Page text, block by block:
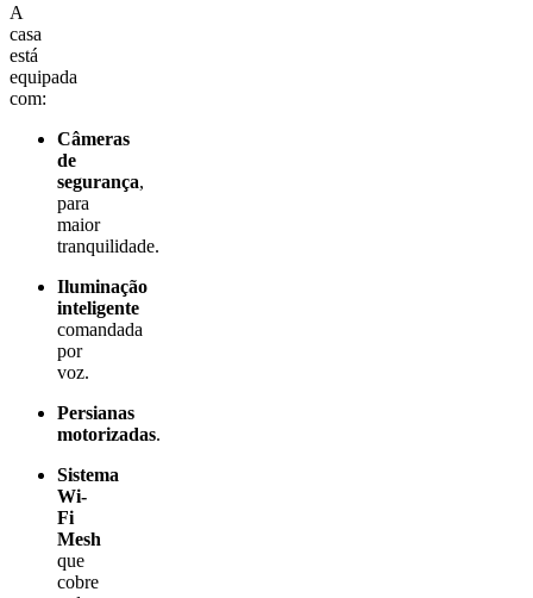
A
casa
está
equipada
com:
Câmeras
de
segurança,
para
maior
tranquilidade.
Iluminação
inteligente
comandada
por
voz.
Persianas
motorizadas.
Sistema
Wi-
Fi
Mesh
que
cobre